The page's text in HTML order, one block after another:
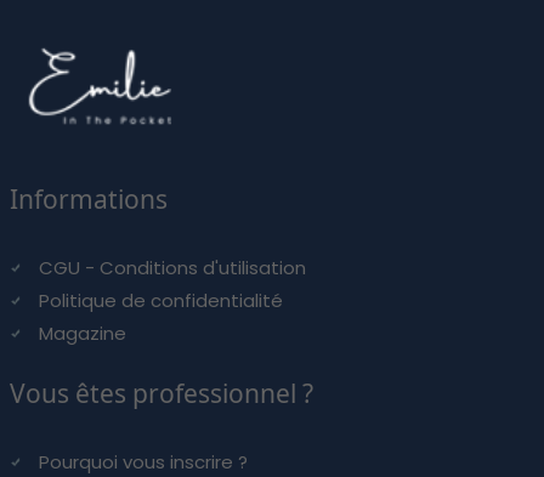
Informations
CGU - Conditions d'utilisation
Politique de confidentialité
Magazine
Vous êtes professionnel ?
Pourquoi vous inscrire ?